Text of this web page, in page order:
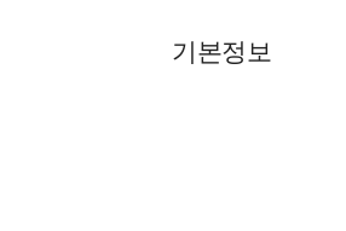
기본정보